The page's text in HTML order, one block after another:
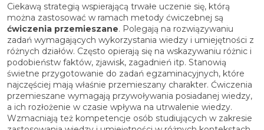
Ciekawą strategią wspierającą trwałe uczenie się, którą
można zastosować w ramach metody ćwiczebnej są
ćwiczenia przemieszane. Polegają na rozwiązywaniu
zadań wymagających wykorzystania wiedzy i umiejętności z
różnych działów. Często opierają się na wskazywaniu różnic i
podobieństw faktów, zjawisk, zagadnień itp. Stanowią
świetne przygotowanie do zadań egzaminacyjnych, które
najczęściej mają właśnie przemieszany charakter. Ćwiczenia
przemieszane wymagają przywoływania posiadanej wiedzy,
a ich rozłożenie w czasie wpływa na utrwalenie wiedzy.
Wzmacniają też kompetencje osób studiujących w zakresie